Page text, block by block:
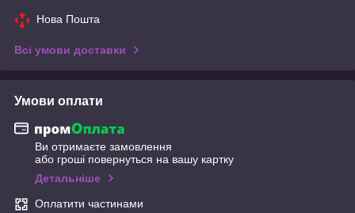
Нова Пошта
Всі умови доставки
Умови оплати
Ви отримаєте замовлення
або гроші повернуться на вашу картку
Детальніше
Оплатити частинами